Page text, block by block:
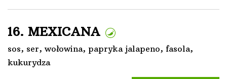
16. MEXICANA
sos, ser, wołowina, papryka jalapeno, fasola,
kukurydza